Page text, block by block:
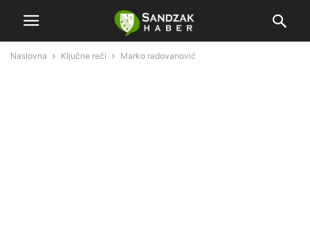
Naslovna Ključne reči Marko radovanović